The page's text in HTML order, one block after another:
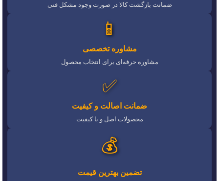
ضمانت بازگشت کالا در صورت وجود مشکل فنی
📱
مشاوره تخصصی
مشاوره حرفه‌ای برای انتخاب محصول
✅
ضمانت اصالت و کیفیت
محصولات اصل و با کیفیت
💰
تضمین بهترین قیمت